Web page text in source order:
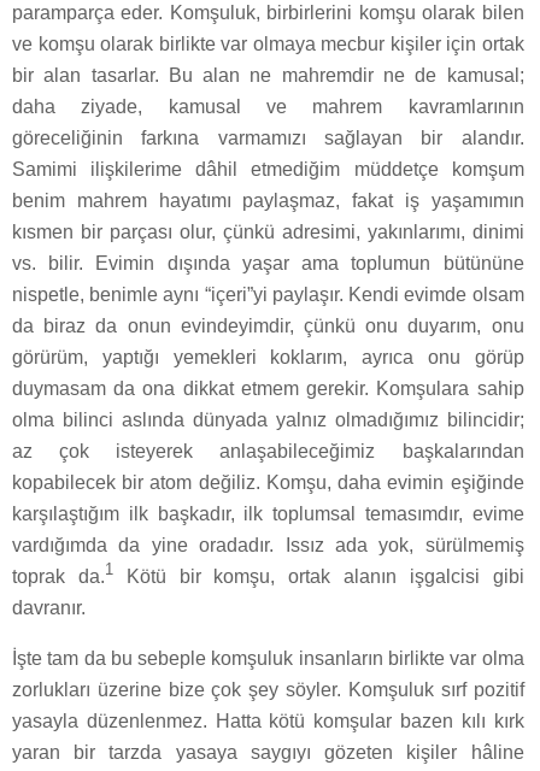
paramparça eder. Komşuluk, birbirlerini komşu olarak bilen
ve komşu olarak birlikte var olmaya mecbur kişiler için ortak
bir alan tasarlar. Bu alan ne mahremdir ne de kamusal;
daha ziyade, kamusal ve mahrem kavramlarının
göreceliğinin farkına varmamızı sağlayan bir alandır.
Samimi ilişkilerime dâhil etmediğim müddetçe komşum
benim mahrem hayatımı paylaşmaz, fakat iş yaşamımın
kısmen bir parçası olur, çünkü adresimi, yakınlarımı, dinimi
vs. bilir. Evimin dışında yaşar ama toplumun bütününe
nispetle, benimle aynı “içeri”yi paylaşır. Kendi evimde olsam
da biraz da onun evindeyimdir, çünkü onu duyarım, onu
görürüm, yaptığı yemekleri koklarım, ayrıca onu görüp
duymasam da ona dikkat etmem gerekir. Komşulara sahip
olma bilinci aslında dünyada yalnız olmadığımız bilincidir;
az çok isteyerek anlaşabileceğimiz başkalarından
kopabilecek bir atom değiliz. Komşu, daha evimin eşiğinde
karşılaştığım ilk başkadır, ilk toplumsal temasımdır, evime
vardığımda da yine oradadır. Issız ada yok, sürülmemiş
toprak da.1Kötü bir komşu, ortak alanın işgalcisi gibi
davranır.
İşte tam da bu sebeple komşuluk insanların birlikte var olma
zorlukları üzerine bize çok şey söyler. Komşuluk sırf pozitif
yasayla düzenlenmez. Hatta kötü komşular bazen kılı kırk
yaran bir tarzda yasaya saygıyı gözeten kişiler hâline